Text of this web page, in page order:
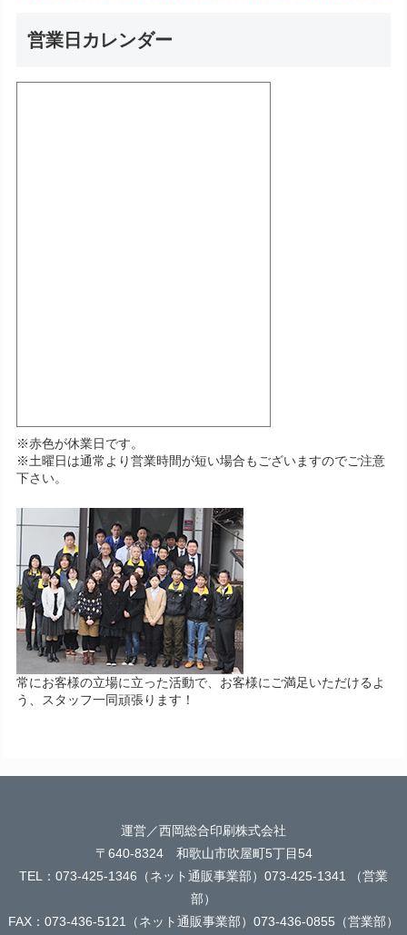
営業日カレンダー
※赤色が休業日です。
※土曜日は通常より営業時間が短い場合もございますのでご注意
下さい。
常にお客様の立場に立った活動で、お客様にご満足いただけるよ
う、スタッフ一同頑張ります！
運営／西岡総合印刷株式会社
〒640-8324 和歌山市吹屋町5丁目54
TEL：073-425-1346（ネット通販事業部）073-425-1341 （営業
部）
FAX：073-436-5121（ネット通販事業部）073-436-0855（営業部）